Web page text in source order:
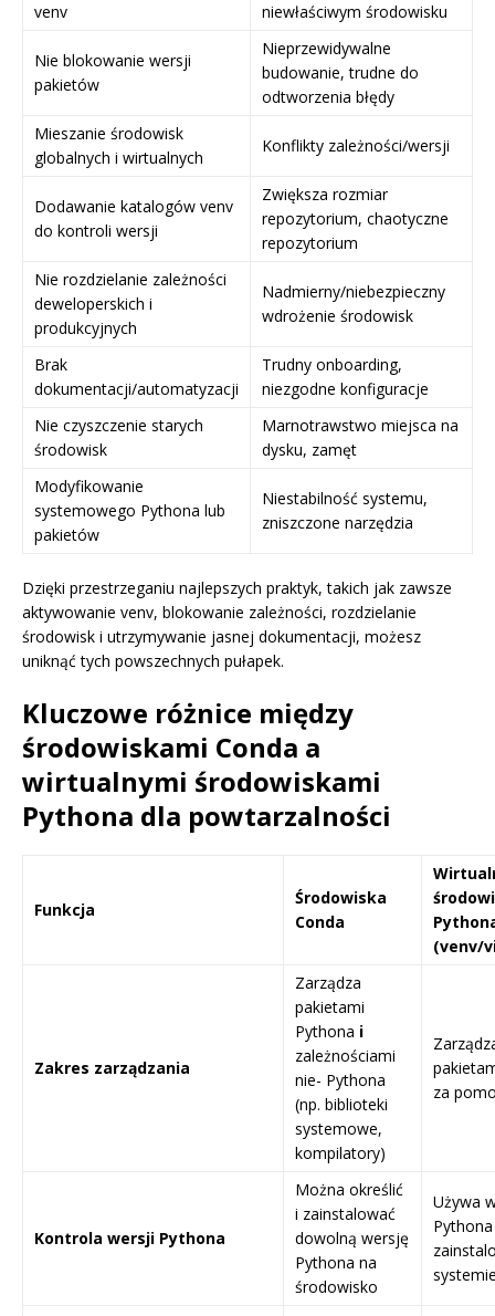
venv
niewłaściwym środowisku
Nie blokowanie wersji
pakietów
Nieprzewidywalne
budowanie, trudne do
odtworzenia błędy
Mieszanie środowisk
globalnych i wirtualnych
Konflikty zależności/wersji
Dodawanie katalogów venv
do kontroli wersji
Zwiększa rozmiar
repozytorium, chaotyczne
repozytorium
Nie rozdzielanie zależności
deweloperskich i
produkcyjnych
Nadmierny/niebezpieczny
wdrożenie środowisk
Brak
dokumentacji/automatyzacji
Trudny onboarding,
niezgodne konfiguracje
Nie czyszczenie starych
środowisk
Marnotrawstwo miejsca na
dysku, zamęt
Modyfikowanie
systemowego Pythona lub
pakietów
Niestabilność systemu,
zniszczone narzędzia
Dzięki przestrzeganiu najlepszych praktyk, takich jak zawsze
aktywowanie venv, blokowanie zależności, rozdzielanie
środowisk i utrzymywanie jasnej dokumentacji, możesz
uniknąć tych powszechnych pułapek.
Kluczowe różnice między
środowiskami Conda a
wirtualnymi środowiskami
Pythona dla powtarzalności
Funkcja
Środowiska
Conda
(venv/
Zakres zarządzania
Zarządza
pakietami
Pythona i
zależnościami
nie- Pythona
(np. biblioteki
systemowe,
kompilatory)
za
Kontrola wersji Pythona
Można określić
i zainstalować
dowolną wersję
Pythona na
środowisko
Używa
Pythona